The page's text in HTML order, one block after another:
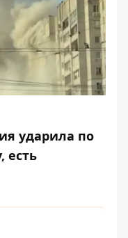
ударила по
есть